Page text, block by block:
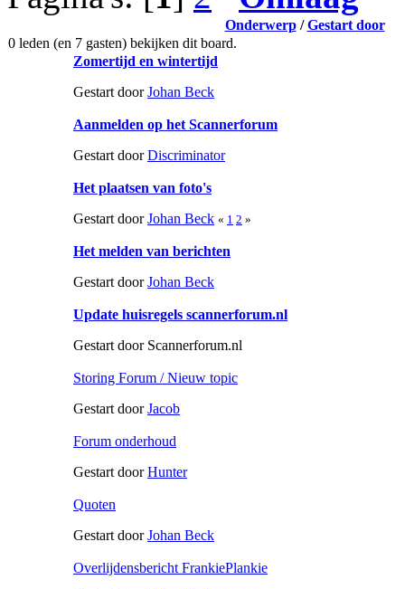
Onderwerp/Gestart door
0 leden (en 7 gasten) bekijken dit board.
Zomertijd en wintertijd
Gestart doorJohan Beck
Aanmelden op het Scannerforum
Gestart doorDiscriminator
Het plaatsen van foto's
Gestart doorJohan Beck « 1 2 »
Het melden van berichten
Gestart doorJohan Beck
Update huisregels scannerforum.nl
Gestart door Scannerforum.nl
Storing Forum / Nieuw topic
Gestart doorJacob
Forum onderhoud
Gestart doorHunter
Quoten
Gestart doorJohan Beck
Overlijdensbericht FrankiePlankie